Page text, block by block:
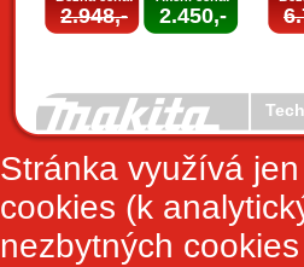
2.948,- 2.450,-
Stránka využívá
cookies (k
nezbytných